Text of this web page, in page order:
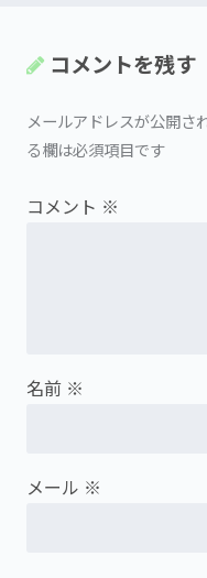
コメントを残す
メールアドレスが公開さ
る欄は必須項目です
コメント ※
名前 ※
メール ※